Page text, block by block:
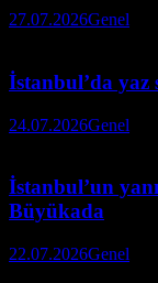
27.07.2026Genel
İstanbul’da yaz
24.07.2026Genel
İstanbul’un
Büyükada
22.07.2026Genel